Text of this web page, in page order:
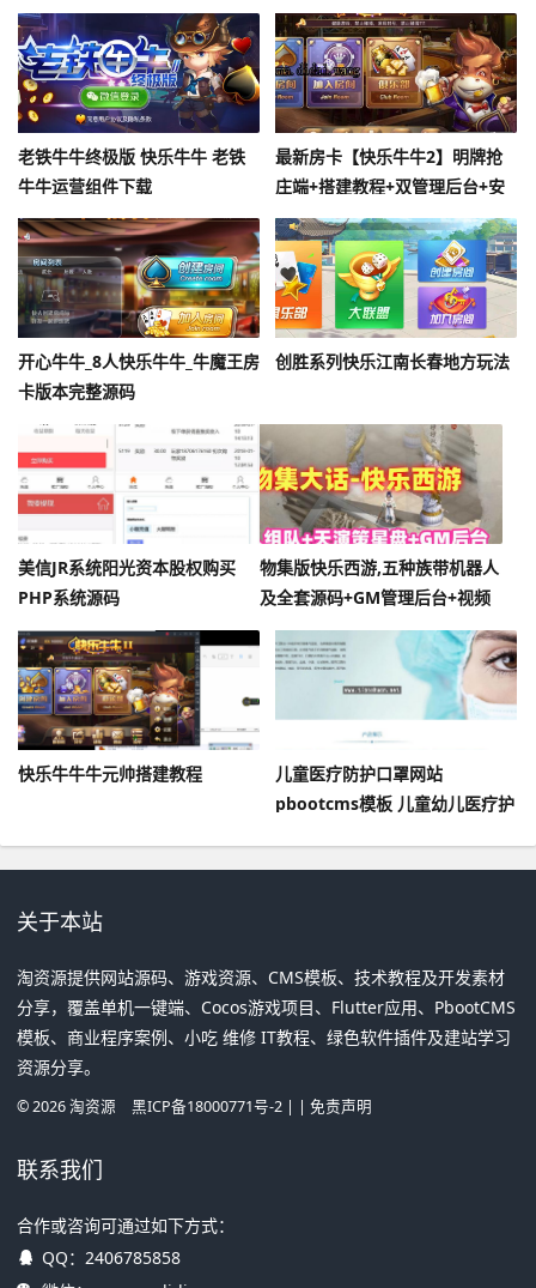
门窗网站源码下载
老铁牛牛终极版 快乐牛牛 老铁
牛牛运营组件下载
最新房卡【快乐牛牛2】明牌抢
庄端+搭建教程+双管理后台+安
卓苹果端
开心牛牛_8人快乐牛牛_牛魔王房
卡版本完整源码
创胜系列快乐江南长春地方玩法
美信JR系统阳光资本股权购买
PHP系统源码
物集版快乐西游,五种族带机器人
及全套源码+GM管理后台+视频
教程
快乐牛牛牛元帅搭建教程
儿童医疗防护口罩网站
pbootcms模板 儿童幼儿医疗护
关于本站
淘资源提供网站源码、游戏资源、CMS模板、技术教程及开发素材
分享，覆盖单机一键端、Cocos游戏项目、Flutter应用、PbootCMS
模板、商业程序案例、小吃 维修 IT教程、绿色软件插件及建站学习
资源分享。
©2026淘资源 黑ICP备18000771号-2| | 免责声明
联系我们
合作或咨询可通过如下方式：
QQ： 2406785858